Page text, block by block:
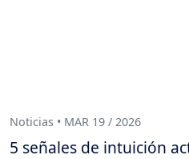
Noticias • MAR 19 / 2026
5 señales de intuición